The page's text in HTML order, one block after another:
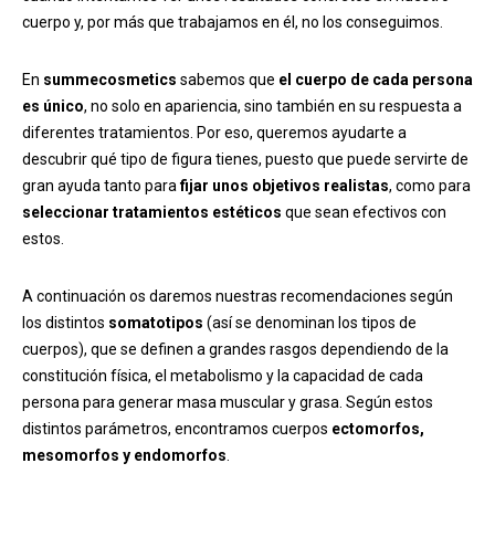
cuerpo y, por más que trabajamos en él, no los conseguimos.
En summecosmetics sabemos que el cuerpo de cada persona
es único, no solo en apariencia, sino también en su respuesta a
diferentes tratamientos. Por eso, queremos ayudarte a
descubrir qué tipo de figura tienes, puesto que puede servirte de
gran ayuda tanto parafijar unos objetivos realistas, como para
seleccionar tratamientos estéticos que sean efectivos con
estos.
A continuación os daremos nuestras recomendaciones según
los distintos somatotipos (así se denominan los tipos de
cuerpos), que se definen a grandes rasgos dependiendo de la
constitución física, el metabolismo y la capacidad de cada
persona para generar masa muscular y grasa. Según estos
distintos parámetros, encontramos cuerpos ectomorfos,
mesomorfos y endomorfos